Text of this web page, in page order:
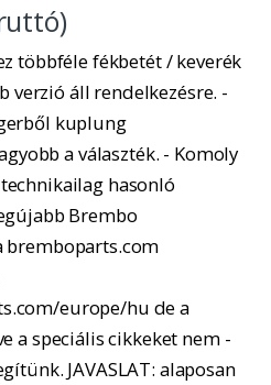
többféle fékbetét / keverék
verzió áll rendelkezésre. -
kuplung
a választék. - Komoly
hasonló
Brembo
bremboparts.com
europe/hu de a
a speciális cikkeket nem -
JAVASLAT: alaposan